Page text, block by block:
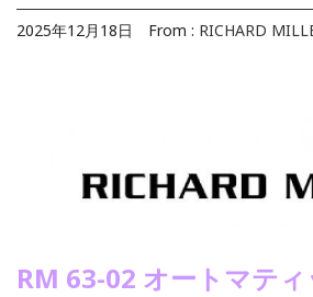
2025年12月18日 From : RICHARD
RM 63-02 オートマテ